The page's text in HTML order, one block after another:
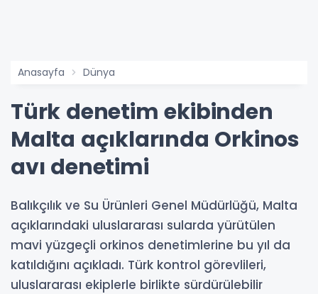
Anasayfa Dünya
Türk denetim ekibinden
Malta açıklarında Orkinos
avı denetimi
Balıkçılık ve Su Ürünleri Genel Müdürlüğü, Malta
açıklarındaki uluslararası sularda yürütülen
mavi yüzgeçli orkinos denetimlerine bu yıl da
katıldığını açıkladı. Türk kontrol görevlileri,
uluslararası ekiplerle birlikte sürdürülebilir